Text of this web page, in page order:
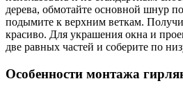
дерева, обмотайте основной шнур
подымите к верхним веткам.
красиво. Для украшения окна и
две равных частей и соберите по
Особенности монтажа